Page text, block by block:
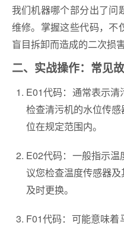
我们机器哪个部分出了问
维修。掌握这些代码，不
盲目拆卸而造成的二次损害
二、实战操作：常见
E01代码：通常表示
检查清污机的水位传
位在规定范围内。
E02代码：一般指示
议您检查温度传感器
及时更换。
F01代码：可能意味